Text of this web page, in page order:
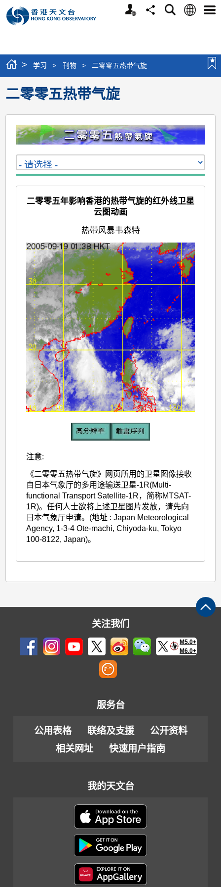
个
分
搜
语
选
> 学习 > 刊物 > 二零零五热带气旋
二零零五热带气旋
二零零五年影响香港的热带气旋的红外线卫星
云图动画
热带风暴韦森特
注意:
《二零零五热带气旋》网页所用的卫星图像接收
自日本气象厅的多用途输送卫星-1R(Multi-
functional Transport Satellite-1R，简称MTSAT-
1R)。任何人士欲将上述卫星图片发放，请先向
日本气象厅申请。(地址 : Japan Meteorological
Agency, 1-3-4 Ote-machi, Chiyoda-ku, Tokyo
100-8122, Japan)。
关注我们
M5.0+
M6.0+
服务台
公用表格 联络及支援
公开资料
相关网址
快速用户指南
我的天文台